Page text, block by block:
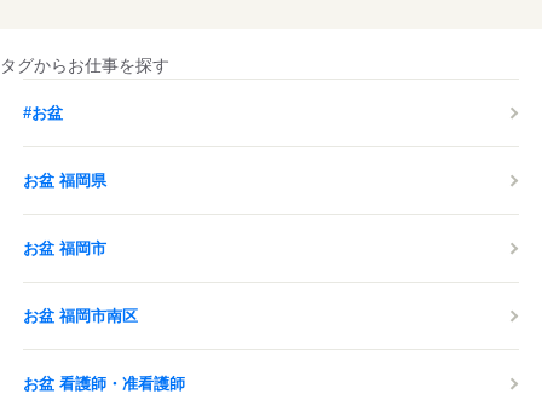
タグからお仕事を探す
#お盆
お盆 福岡県
お盆 福岡市
お盆 福岡市南区
お盆 看護師・准看護師